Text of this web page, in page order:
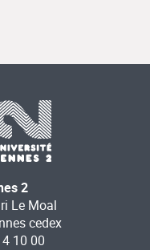
2
Le Moal
cedex
10 00